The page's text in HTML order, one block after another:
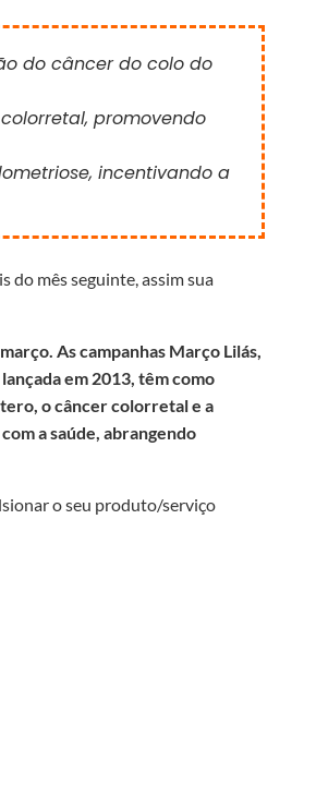
do câncer do colo do
promovendo
incentivando a
do mês seguinte, assim sua
As campanhas Março Lilás,
em 2013, têm como
o câncer colorretal e a
a saúde, abrangendo
o seu produto/serviço